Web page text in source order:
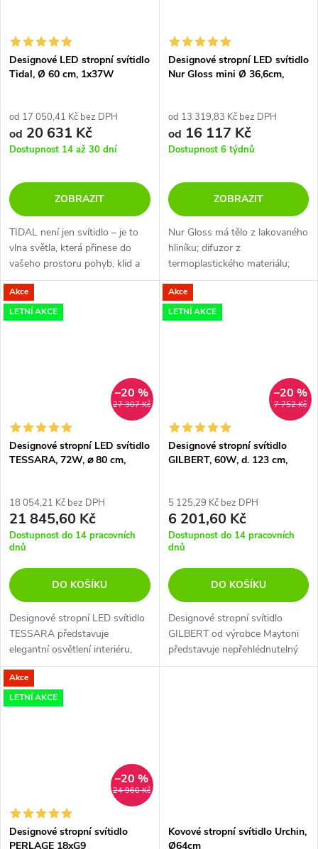
Designové LED stropní svítidlo
Tidal, Ø 60 cm, 1x37W
od 17 050,41 Kč bez DPH
od 20 631 Kč
Dostupnost 14 až 30 dní
ZOBRAZIT
TIDAL není jen svítidlo – je to
vlna světla, která přinese do
vašeho prostoru pohyb, klid a
estetickou harmonii.
Designové stropní LED svítidlo
Nur Gloss mini Ø 36,6cm,
od 13 319,83 Kč bez DPH
od 16 117 Kč
Dostupnost 6 týdnů
ZOBRAZIT
Nur Gloss má tělo z lakovaného
hliníku; difuzor z
termoplastického materiálu;
horní kryt z borosilikátového
skla pískovaného bílou nebo
černou barvou. K dispozici v
Akce
LETNÍ AKCE
27 307 Kč
–20 %
Designové stropní LED svítidlo
TESSARA, 72W, ⌀ 80 cm,
18 054,21 Kč bez DPH
21 845,60 Kč
Dostupnost do 14 pracovních
dnů
DO KOŠÍKU
Designové stropní LED svítidlo
TESSARA představuje
elegantní osvětlení interiéru,
které díky svému průměru 800
mm a zlaté barvě vynikne v
každém moderním prostoru.
Akce
LETNÍ AKCE
7 752 Kč
–20 %
Designové stropní svítidlo
GILBERT, 60W, d. 123 cm,
5 125,29 Kč bez DPH
6 201,60 Kč
Dostupnost do 14 pracovních
dnů
DO KOŠÍKU
Designové stropní svítidlo
GILBERT od výrobce Maytoni
představuje nepřehlédnutelný
prvek interiéru, který díky 12
Akce
LETNÍ AKCE
24 960 Kč
–20 %
Designové stropní svítidlo
PERLAGE 18xG9
Kovové stropní svítidlo Urchin,
Ø64cm